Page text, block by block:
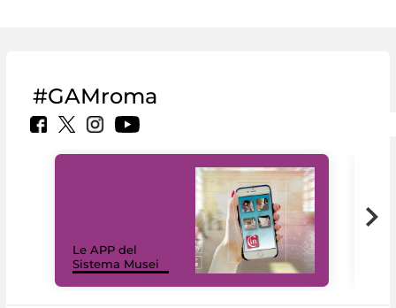
#GAMroma
Le APP del
Sistema Musei